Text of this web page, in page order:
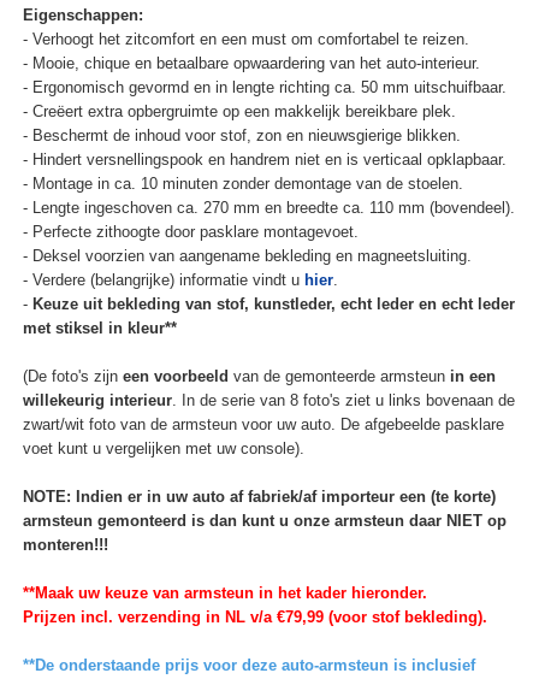
Eigenschappen:
- Verhoogt het zitcomfort en een must om comfortabel te reizen.
- Mooie, chique en betaalbare opwaardering van het auto-interieur.
- Ergonomisch gevormd en in lengte richting ca. 50 mm uitschuifbaar.
- Creëert extra opbergruimte op een makkelijk bereikbare plek.
- Beschermt de inhoud voor stof, zon en nieuwsgierige blikken.
- Hindert versnellingspook en handrem niet en is verticaal opklapbaar.
- Montage in ca. 10 minuten zonder demontage van de stoelen.
- Lengte ingeschoven ca. 270 mm en breedte ca. 110 mm (bovendeel).
- Perfecte zithoogte door pasklare montagevoet.
- Deksel voorzien van aangename bekleding en magneetsluiting.
- Verdere (belangrijke) informatie vindt u hier.
- Keuze uit bekleding van stof, kunstleder, echt leder en echt leder
met stiksel in kleur**
(De foto's zijn een voorbeeld van de gemonteerde armsteun in een
willekeurig interieur. In de serie van 8 foto's ziet u links bovenaan de
zwart/wit foto van de armsteun voor uw auto. De afgebeelde pasklare
voet kunt u vergelijken met uw console).
NOTE: Indien er in uw auto af fabriek/af importeur een (te korte)
armsteun gemonteerd is dan kunt u onze armsteun daar NIET op
monteren!!!
**Maak uw keuze van armsteun in het kader hieronder.
Prijzen incl. verzending in NL v/a €79,99 (voor stof bekleding).
**De onderstaande prijs voor deze auto-armsteun is inclusief